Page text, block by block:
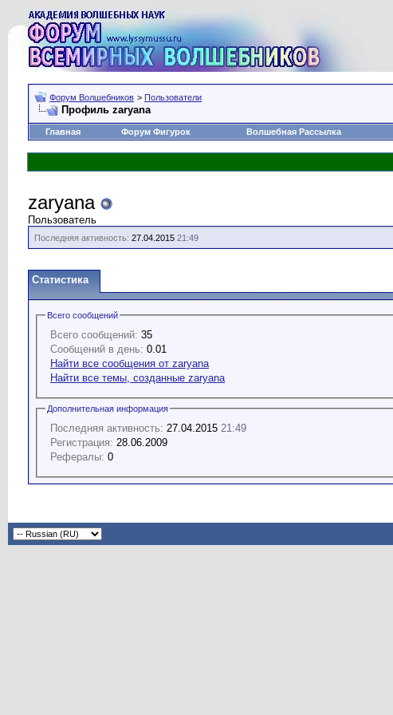
Форум Волшебников > Пользователи
Профиль zaryana
Главная
Форум Фигурок Волшебная Рассылка
zaryana
Пользователь
Последняя активность: 27.04.2015 21:49
Статистика
Всего сообщений
Всего сообщений: 35
Сообщений в день: 0.01
Найти все сообщения от zaryana
Найти все темы, созданные zaryana
Дополнительная информация
Последняя активность: 27.04.2015 21:49
Регистрация: 28.06.2009
Рефералы: 0